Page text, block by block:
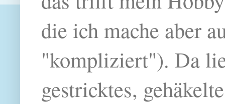
die ich mache aber
"kompliziert"). Da
gestricktes,